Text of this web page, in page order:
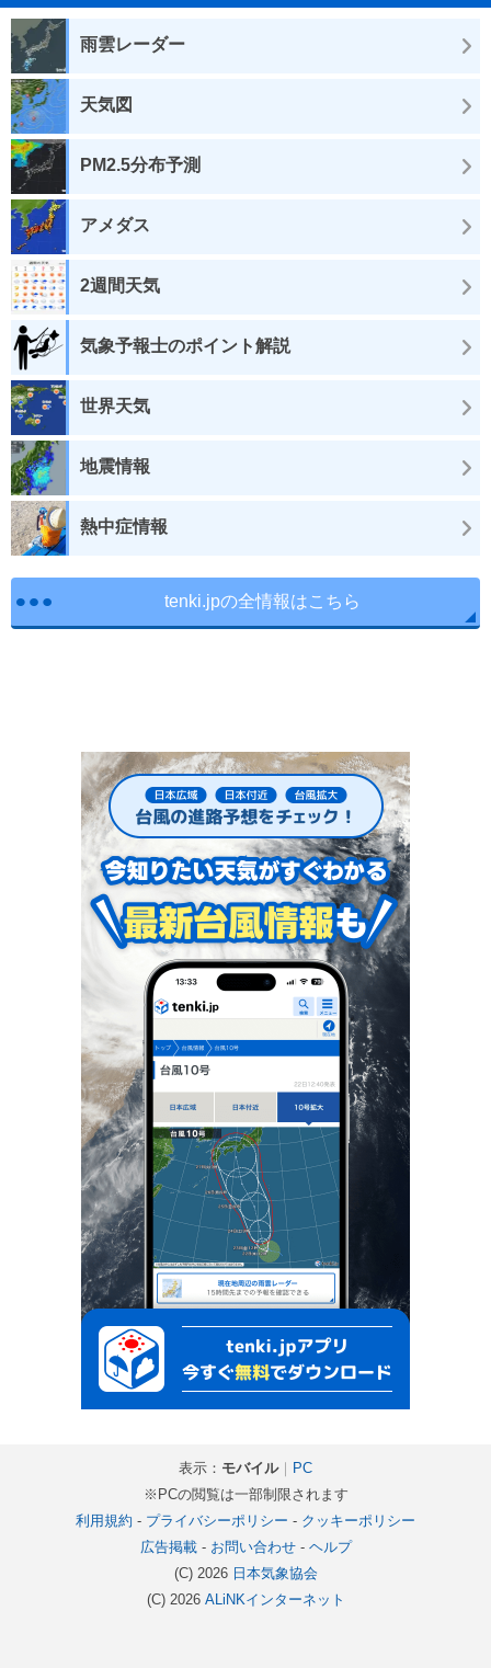
雨雲レーダー
天気図
PM2.5分布予測
アメダス
2週間天気
気象予報士のポイント解説
世界天気
地震情報
熱中症情報
tenki.jpの全情報はこちら
表示： モバイル｜
PC
※PCの閲覧は一部制限されます
利用規約 - プライバシーポリシー - クッキーポリシー
広告掲載- お問い合わせ- ヘルプ
(C) 2026 日本気象協会
(C) 2026 ALiNKインターネット